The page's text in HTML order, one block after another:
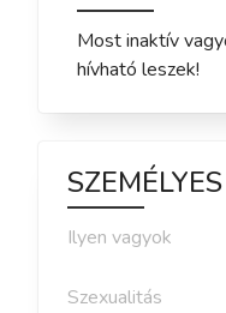
Most inaktív
hívható leszek!
Ilyen vagyok
Szexualitás